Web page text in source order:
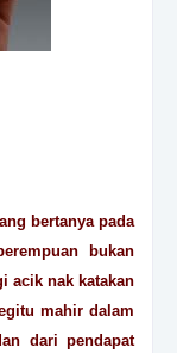
bertanya pada
bukan
acik nak katakan
mahir dalam
dari pendapat